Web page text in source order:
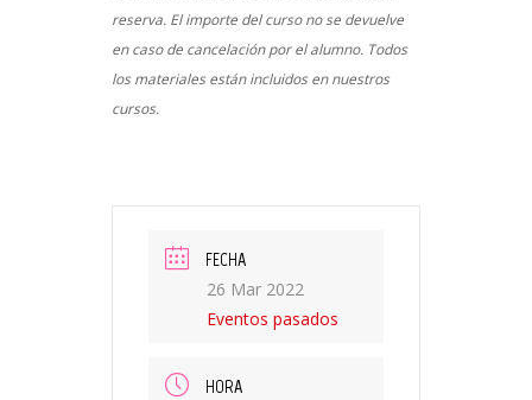
reserva. El importe del curso no se devuelve
en caso de cancelación por el alumno. Todos
los materiales están incluidos en nuestros
cursos.
FECHA
26 Mar 2022
Eventos pasados
HORA